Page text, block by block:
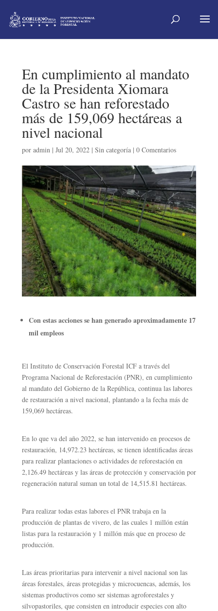
En cumplimiento al mandato
de la Presidenta Xiomara
Castro se han reforestado
más de 159,069 hectáreas a
nivel nacional
por admin| Jul 20, 2022| Sin categoría| 0 Comentarios
Con estas acciones se han generado aproximadamente 17
mil empleos
El Instituto de Conservación Forestal ICF a través del
Programa Nacional de Reforestación (PNR), en cumplimiento
al mandato del Gobierno de la República, continua las labores
de restauración a nivel nacional, plantando a la fecha más de
159,069 hectáreas.
En lo que va del año 2022, se han intervenido en procesos de
restauración, 14,972.23 hectáreas, se tienen identificadas áreas
para realizar plantaciones o actividades de reforestación en
2,126.49 hectáreas y las áreas de protección y conservación por
regeneración natural suman un total de 14,515.81 hectáreas.
Para realizar todas estas labores el PNR trabaja en la
producción de plantas de vivero, de las cuales 1 millón están
listas para la restauración y 1 millón más que en proceso de
producción.
Las áreas prioritarias para intervenir a nivel nacional son las
áreas forestales, áreas protegidas y microcuencas, además, los
sistemas productivos como ser sistemas agroforestales y
silvopastoriles, que consisten en introducir especies con alto